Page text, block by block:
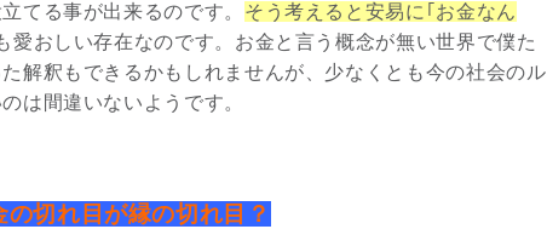
てる事が出来るのです。 そう考えると安易に｢お金なん
愛おしい存在なのです。お金と言う概念が無い世界で僕た
解釈もできるかもしれませんが、少なくとも今の社会のル
は間違いないようです。
の切れ目が縁の切れ目？